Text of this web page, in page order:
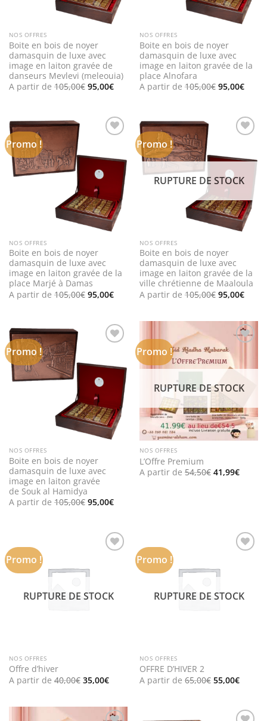
NOS OFFRES
Boite en bois de noyer
damasquin de luxe avec
image en laiton gravée de
danseurs Mevlevi (meleouia)
A partir de 105,00€ Le
prix
105,00€.
95,00€Le
prix
95,00€.
NOS OFFRES
Boite en bois de noyer
damasquin de luxe avec
image en laiton gravée de la
place Alnofara
A partir de 105,00€ Le
prix
105,00€.
95,00€Le
prix
Promo !
NOS OFFRES
Boite en bois de noyer
damasquin de luxe avec
image en laiton gravée de la
place Marjé à Damas
A partir de 105,00€ Le
prix
105,00€.
95,00€Le
prix
95,00€.
Promo !
RUPTURE DE STOCK
NOS OFFRES
Boite en bois de noyer
damasquin de luxe avec
image en laiton gravée de la
ville chrétienne de Maaloula
A partir de 105,00€ Le
prix
105,00€.
95,00€Le
prix
Promo !
NOS OFFRES
Boite en bois de noyer
damasquin de luxe avec
image en laiton gravée
de Souk al Hamidya
A partir de 105,00€ Le
prix
105,00€.
95,00€Le
95,00€.
Promo !
Add to
wishlist
RUPTURE DE STOCK
NOS OFFRES
L’Offre Premium
A partir de 54,50€ Le
prix
41,99€Le
prix
Promo !
RUPTURE DE STOCK
NOS OFFRES
Offre d’hiver
A partir de 40,00€ Le
prix
40,00€.
35,00€Le
prix
35,00€.
Promo !
RUPTURE DE STOCK
NOS OFFRES
OFFRE D’HIVER 2
A partir de 65,00€ Le
prix
65,00€.
55,00€Le
prix
55,00€.